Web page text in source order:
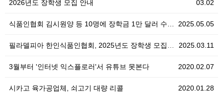
03.02
2026년도 장학생 모집 안내
2025.05.05
식품인협회 김시원양 등 10명에 장학금 1만 달러 수…
2025.03.11
필라델피아 한인식품인협회, 2025년도 장학생 모집 안…
2020.02.07
3월부터 '인터넷 익스플로러'서 유튜브 못본다
2020.01.28
시카고 육가공업체, 쇠고기 대량 리콜